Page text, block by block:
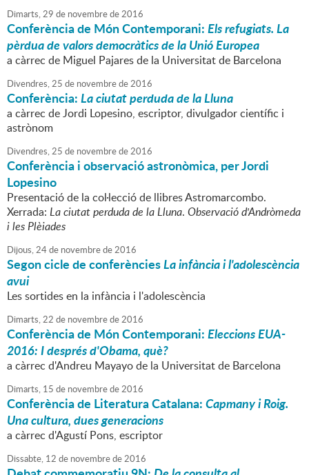
Dimarts,29 de novembrede2016
Conferència de Món Contemporani:Els refugiats. La
pèrdua de valors democràtics de la Unió Europea
a càrrec de Miguel Pajares de la Universitat de Barcelona
Divendres,25 de novembrede2016
Conferència:La ciutat perduda de la Lluna
a càrrec de Jordi Lopesino, escriptor, divulgador científic i
astrònom
Divendres,25 de novembrede2016
Conferència i observació astronòmica, per Jordi
Lopesino
Presentació de la col·lecció de llibres Astromarcombo.
Xerrada: La ciutat perduda de la Lluna. Observació d'Andròmeda
i les Plèiades
Dijous,24de novembrede2016
Segon cicle de conferènciesLa infància i l'adolescència
avui
Les sortides en la infància i l'adolescència
Dimarts,22 de novembrede2016
Conferència de Món Contemporani:Eleccions EUA-
2016: I després d'Obama, què?
a càrrec d'Andreu Mayayo de la Universitat de Barcelona
Dimarts, 15 de novembrede2016
Conferència de Literatura Catalana:Capmany i Roig.
Una cultura, dues generacions
a càrrec d'Agustí Pons, escriptor
Dissabte, 12 de novembrede2016